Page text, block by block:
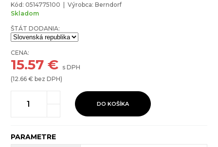
Kód: 0514775100 | Výrobca: Berndorf
Skladom
ŠTÁT DODANIA:
CENA:
15.57 € s DPH
(12.66 € bez DPH)
DO KOŠÍKA
PARAMETRE